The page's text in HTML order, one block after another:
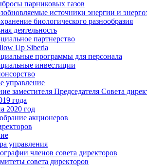
парниковых газов
источники энергии и
биологического разнообразия
деятельность
партнерство
Up Siberia
программы для персонала
инвестиции
управление
заместителя Председателя Совета
года
2020 год
акционеров
управления
членов совета директоров
совета директоров